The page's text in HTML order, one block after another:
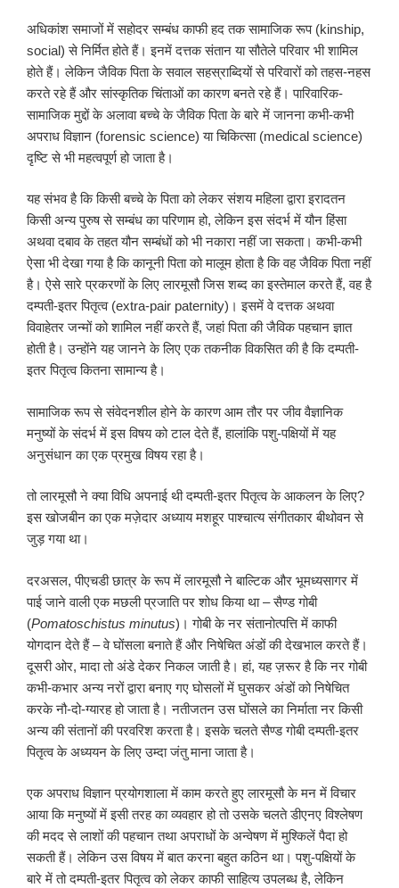
अधिकांश समाजों में सहोदर सम्बंध काफी हद तक सामाजिक रूप (kinship,
social) से निर्मित होते हैं। इनमें दत्तक संतान या सौतेले परिवार भी शामिल
होते हैं। लेकिन जैविक पिता के सवाल सहस्राब्दियों से परिवारों को तहस-नहस
करते रहे हैं और सांस्कृतिक चिंताओं का कारण बनते रहे हैं। पारिवारिक-
सामाजिक मुद्दों के अलावा बच्चे के जैविक पिता के बारे में जानना कभी-कभी
अपराध विज्ञान (forensic science) या चिकित्सा (medical science)
दृष्टि से भी महत्वपूर्ण हो जाता है।
यह संभव है कि किसी बच्चे के पिता को लेकर संशय महिला द्वारा इरादतन
किसी अन्य पुरुष से सम्बंध का परिणाम हो, लेकिन इस संदर्भ में यौन हिंसा
अथवा दबाव के तहत यौन सम्बंधों को भी नकारा नहीं जा सकता। कभी-कभी
ऐसा भी देखा गया है कि कानूनी पिता को मालूम होता है कि वह जैविक पिता नहीं
है। ऐसे सारे प्रकरणों के लिए लारमूसौ जिस शब्द का इस्तेमाल करते हैं, वह है
दम्पती-इतर पितृत्व (extra-pair paternity)। इसमें वे दत्तक अथवा
विवाहेतर जन्मों को शामिल नहीं करते हैं, जहां पिता की जैविक पहचान ज्ञात
होती है। उन्होंने यह जानने के लिए एक तकनीक विकसित की है कि दम्पती-
इतर पितृत्व कितना सामान्य है।
सामाजिक रूप से संवेदनशील होने के कारण आम तौर पर जीव वैज्ञानिक
मनुष्यों के संदर्भ में इस विषय को टाल देते हैं, हालांकि पशु-पक्षियों में यह
अनुसंधान का एक प्रमुख विषय रहा है।
तो लारमूसौ ने क्या विधि अपनाई थी दम्पती-इतर पितृत्व के आकलन के लिए?
इस खोजबीन का एक मज़ेदार अध्याय मशहूर पाश्चात्य संगीतकार बीथोवन से
जुड़ गया था।
दरअसल, पीएचडी छात्र के रूप में लारमूसौ ने बाल्टिक और भूमध्यसागर में
पाई जाने वाली एक मछली प्रजाति पर शोध किया था – सैण्ड गोबी
(Pomatoschistus minutus)। गोबी के नर संतानोत्पत्ति में काफी
योगदान देते हैं – वे घोंसला बनाते हैं और निषेचित अंडों की देखभाल करते हैं।
दूसरी ओर, मादा तो अंडे देकर निकल जाती है। हां, यह ज़रूर है कि नर गोबी
कभी-कभार अन्य नरों द्वारा बनाए गए घोसलों में घुसकर अंडों को निषेचित
करके नौ-दो-ग्यारह हो जाता है। नतीजतन उस घोंसले का निर्माता नर किसी
अन्य की संतानों की परवरिश करता है। इसके चलते सैण्ड गोबी दम्पती-इतर
पितृत्व के अध्ययन के लिए उम्दा जंतु माना जाता है।
एक अपराध विज्ञान प्रयोगशाला में काम करते हुए लारमूसौ के मन में विचार
आया कि मनुष्यों में इसी तरह का व्यवहार हो तो उसके चलते डीएनए विश्लेषण
की मदद से लाशों की पहचान तथा अपराधों के अन्वेषण में मुश्किलें पैदा हो
सकती हैं। लेकिन उस विषय में बात करना बहुत कठिन था। पशु-पक्षियों के
बारे में तो दम्पती-इतर पितृत्व को लेकर काफी साहित्य उपलब्ध है, लेकिन